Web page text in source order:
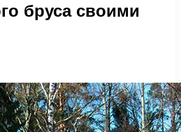
бруса своими